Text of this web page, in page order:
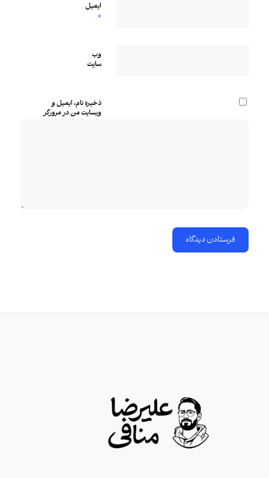
ایمیل
*
وب‌
سایت
ذخیره نام، ایمیل و
وبسایت من در مرورگر
برای زمانی که دوباره